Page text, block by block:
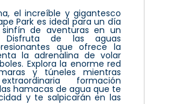
el increíble y gigantesco
Park es ideal para un día
de aventuras en un
Disfruta de las aguas
que ofrece la
la adrenalina de volar
Explora la enorme red
y túneles mientras
formación
hamacas de agua que te
y te salpicarán en las